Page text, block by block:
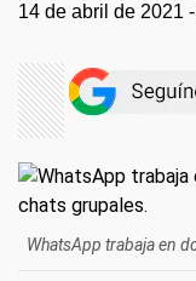
14 de abril de 2021
WhatsApp trabaja en